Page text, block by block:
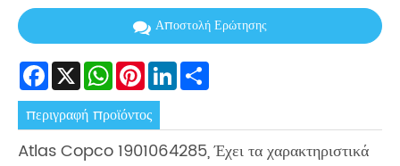
Αποστολή Ερώτησης
Facebook
X WhatsApp
Pinterest
LinkedIn
περιγραφή προϊόντος
Atlas Copco 1901064285, Έχει τα χαρακτηριστικά